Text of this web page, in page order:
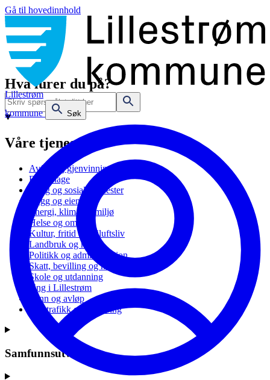
Gå til hovedinnhold
Lillestrøm
kommune
Søk
Hva lurer du på?
Våre tjenester
Avfall og gjenvinning
Barnehage
Bolig og sosiale tjenester
Bygg og eiendom
Energi, klima og miljø
Helse og omsorg
Kultur, fritid og friluftsliv
Landbruk og natur
Politikk og administrasjon
Skatt, bevilling og næring
Skole og utdanning
Ung i Lillestrøm
Vann og avløp
Vei, trafikk og parkering
Samfunnsutvikling